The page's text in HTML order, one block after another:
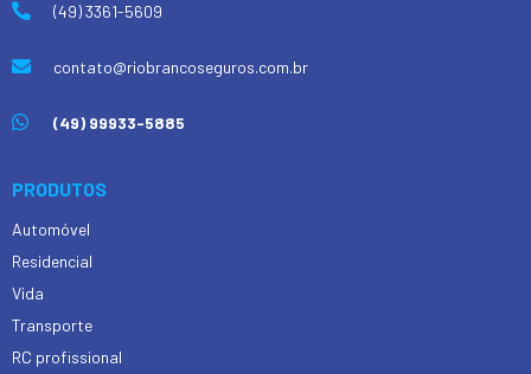
(49) 3361-5609
contato@riobrancoseguros.com.br
(49) 99933-5885
PRODUTOS
Automóvel
Residencial
Vida
Transporte
RC profissional